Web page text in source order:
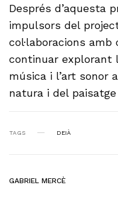
Després d’aquesta
impulsors del
col·laboracions
continuar explorant
música i l’art sonor
natura i del
TAGS DEIÀ
GABRIEL MERCÈ